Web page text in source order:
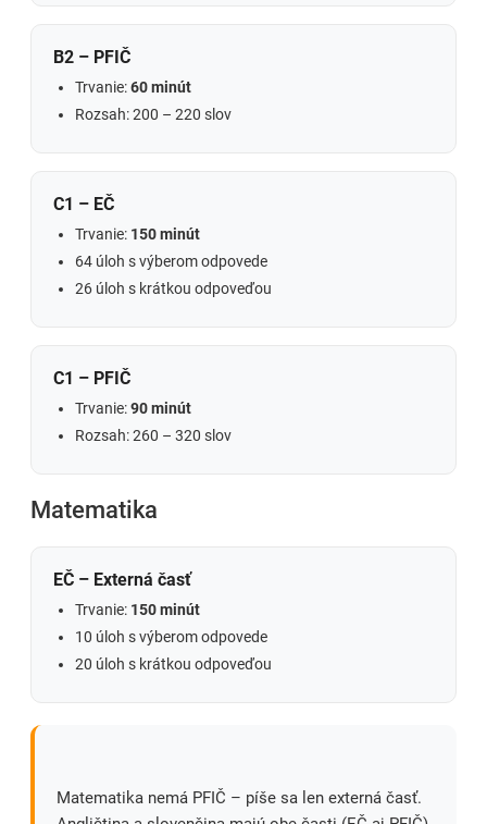
B2 – PFIČ
Trvanie:60 minút
Rozsah: 200 – 220 slov
C1 – EČ
Trvanie: 150 minút
64 úloh s výberom odpovede
26 úloh s krátkou odpoveďou
C1 – PFIČ
Trvanie:90 minút
Rozsah: 260 – 320 slov
Matematika
EČ – Externá časť
Trvanie: 150 minút
10 úloh s výberom odpovede
20 úloh s krátkou odpoveďou
Matematika nemá PFIČ – píše sa len externá časť.